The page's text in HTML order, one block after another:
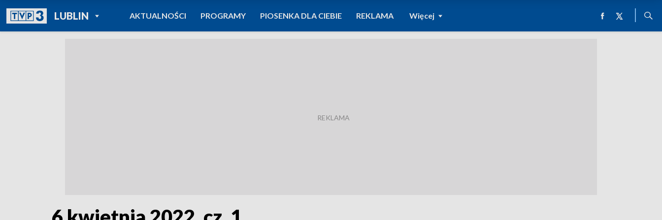
LUBLINPOWRÓT DO
TVP REGIONY
AKTUALNOŚCI PROGRAMY PIOSENKA DLA CIEBIE REKLAMA Więcej